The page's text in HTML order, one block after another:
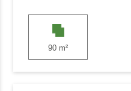
90 m²